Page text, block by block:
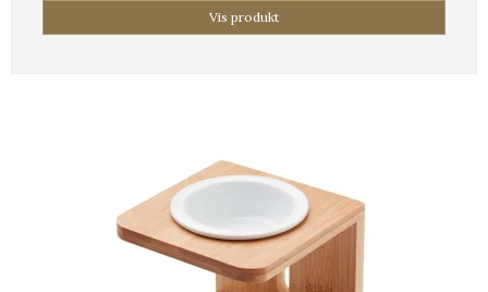
Vis produkt